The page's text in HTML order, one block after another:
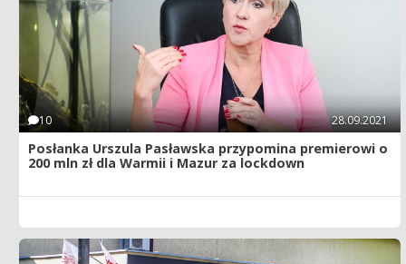
10 28.09.2021
Posłanka Urszula Pasławska przypomina premierowi o
200 mln zł dla Warmii i Mazur za lockdown